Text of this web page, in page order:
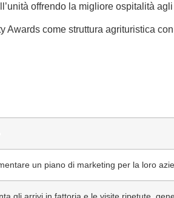
offrendo la migliore ospitalità
come struttura agrituristica
un piano di marketing per la loro
gli arrivi in fattoria e le visite ripetute,